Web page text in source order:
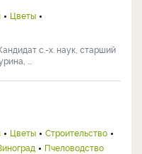
Цветы
с.-х. наук, старший
...
Цветы
Строительство
Пчеловодство